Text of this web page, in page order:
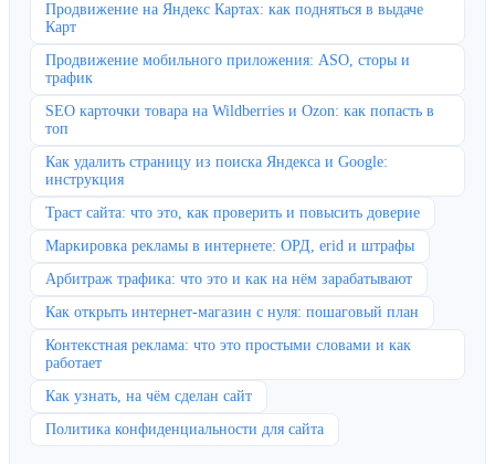
Продвижение на Яндекс Картах: как подняться в выдаче
Карт
Продвижение мобильного приложения: ASO, сторы и
трафик
SEO карточки товара на Wildberries и Ozon: как попасть в
топ
Как удалить страницу из поиска Яндекса и Google:
инструкция
Траст сайта: что это, как проверить и повысить доверие
Маркировка рекламы в интернете: ОРД, erid и штрафы
Арбитраж трафика: что это и как на нём зарабатывают
Как открыть интернет-магазин с нуля: пошаговый план
Контекстная реклама: что это простыми словами и как
работает
Как узнать, на чём сделан сайт
Политика конфиденциальности для сайта